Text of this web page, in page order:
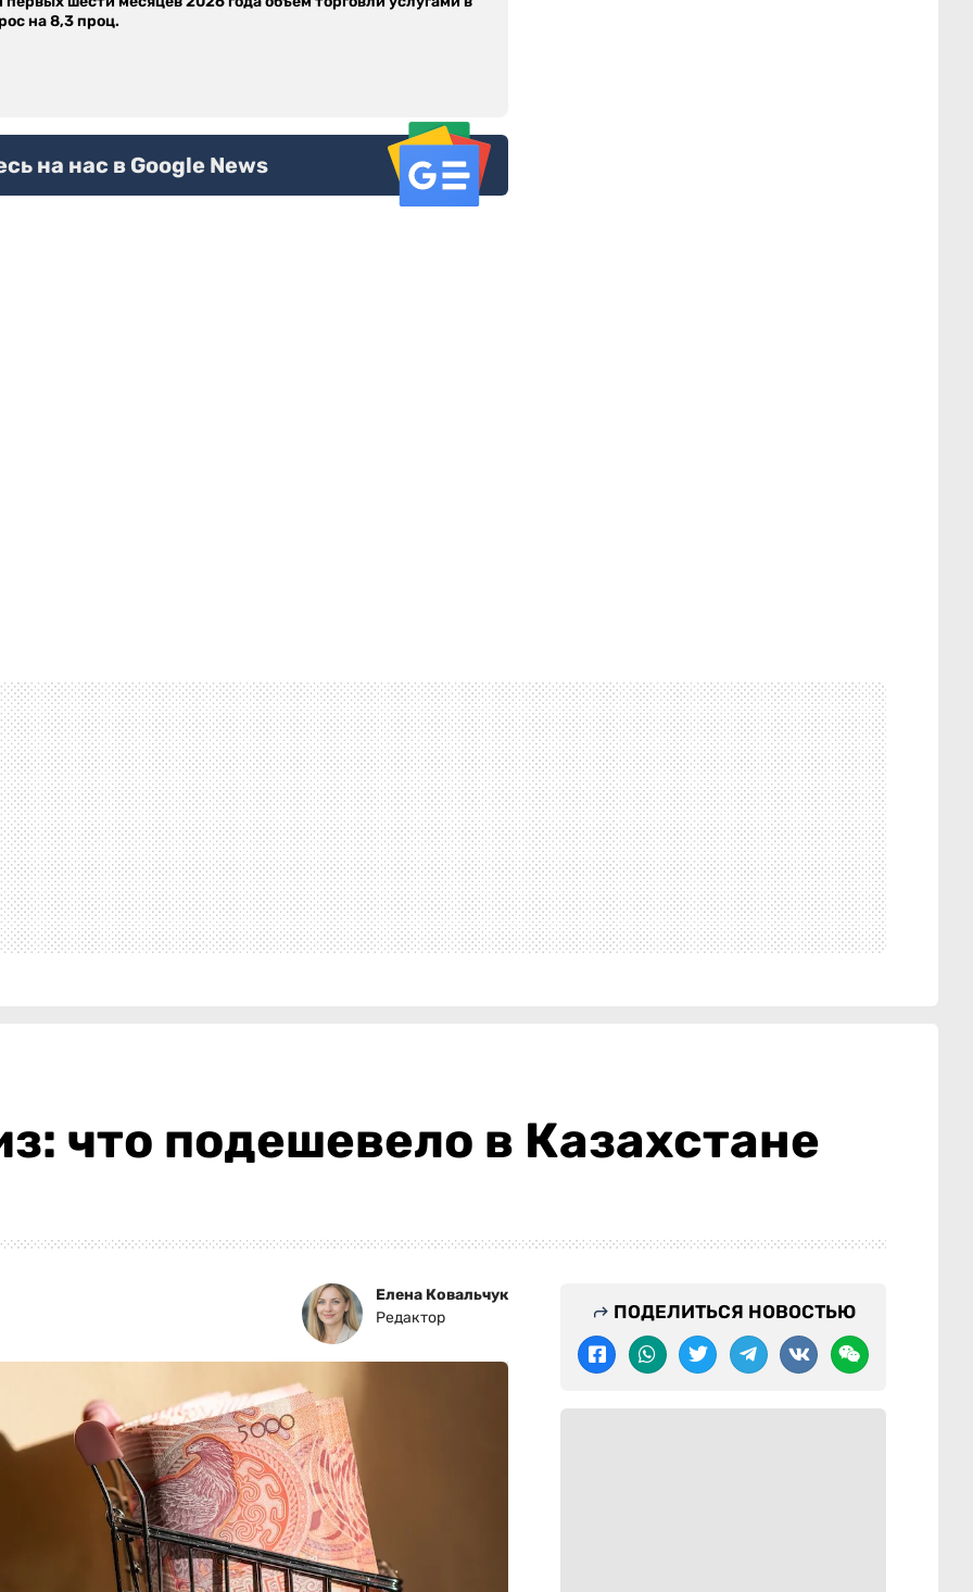
на 8,3 проц.
на нас в Google News
что подешевело в Казахстане
Елена Ковальчук
Редактор
ПОДЕЛИТЬСЯ НОВОСТЬЮ